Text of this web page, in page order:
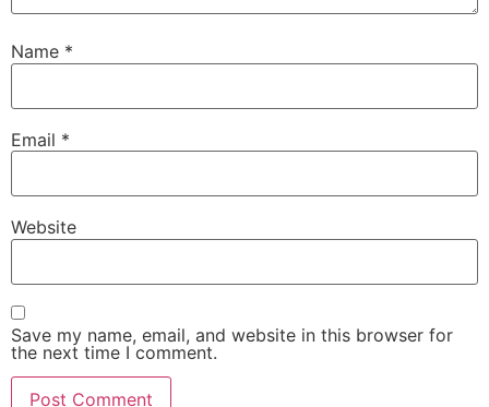
Name *
Email *
Website
Save my name, email, and website in this browser for
the next time I comment.